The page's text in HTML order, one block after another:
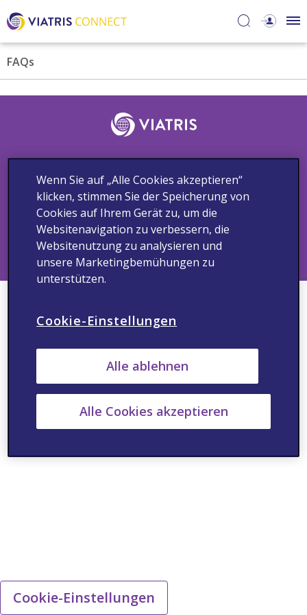
FAQs
Datenschutzhinweis
Nutzungsbedingungen
Cookie-Hinweis
Cookie-Einstellungen
Impressum
© 2021 Viatris Inc. Alle Rechte vorbehalten.
Cookie-Einstellungen
Wenn Sie auf „Alle Cookies akzeptieren“
klicken, stimmen Sie der Speicherung von
Cookies auf Ihrem Gerät zu, um die
Websitenavigation zu verbessern, die
Websitenutzung zu analysieren und
unsere Marketingbemühungen zu
unterstützen.
Cookie-Einstellungen
Alle ablehnen
Alle Cookies akzeptieren